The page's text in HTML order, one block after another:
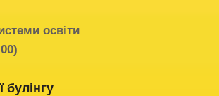
освіти
булінгу